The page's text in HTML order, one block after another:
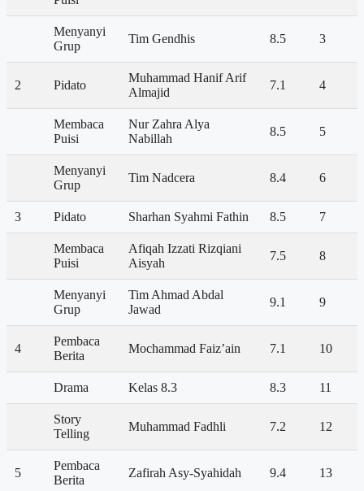
Menyanyi
Grup
Tim Gendhis 8.5 3
2 Pidato
Muhammad Hanif Arif
Almajid
7.1 4
Membaca
Puisi
Nur Zahra Alya
Nabillah
8.5 5
Menyanyi
Grup
Tim Nadcera 8.4 6
3 Pidato Sharhan Syahmi Fathin 8.5 7
Membaca
Puisi
Afiqah Izzati Rizqiani
Aisyah
7.5 8
Menyanyi
Grup
Tim Ahmad Abdal
Jawad
9.1 9
4
Pembaca
Berita
Mochammad Faiz’ain 7.1 10
Drama Kelas 8.3 8.3 11
Story
Telling
Muhammad Fadhli 7.2 12
5
Pembaca
Berita
Zafirah Asy-Syahidah 9.4 13